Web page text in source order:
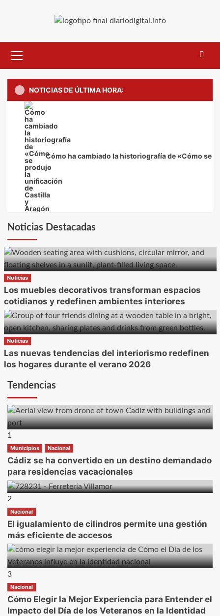
primario
NOTICIAS DE ÚLTIMA HORA:
Cómo ha cambiado la historiografía de «Cómo se
Noticias Destacadas
Noticias
Los muebles decorativos transforman espacios
cotidianos y redefinen ambientes interiores
Noticias
Las nuevas tendencias del interiorismo redefinen
los hogares durante el verano 2026
Tendencias
1
Municipios Nacional
Cádiz se ha convertido en un destino demandado
para residencias vacacionales
2
Nacional
El igualamiento de cilindros permite una gestión
más eficiente de accesos
3
Nacional
Cómo Elegir la Mejor Experiencia para Entender el
Impacto del Día de los Veteranos en la Identidad